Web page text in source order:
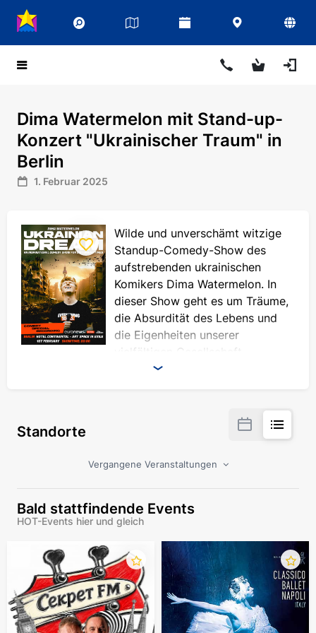
Dima Watermelon mit Stand-up-
Konzert "Ukrainischer Traum" in
Berlin
1. Februar 2025
Wilde und unverschämt witzige
Standup-Comedy-Show des
aufstrebenden ukrainischen
Komikers Dima Watermelon. In
dieser Show geht es um Träume,
die Absurdität des Lebens und
die Eigenheiten unserer
vielfältigen Gesellschaft.
"Ungemein sympathische Bühnenpräsenz und
scharfsinniges Erzählen" - SLEEC Reviews
von Risiken, und wenn sich diese Risiken
SLEEC Reviews
"Ukrainian Dream ist ein Muss für jeden, der
neugierig auf die Erfahrung im Ausland ist.
Sein Humor, sein Herz und seine Authentizität
heben ihn aus dem Meer der anderen
Comedy-Shows heraus" - Midlothian View
Erwarten Sie pikante Witze und lächerliche
Standorte
Vergangene Veranstaltungen
Bald stattfindende Events
HOT-Events hier und gleich